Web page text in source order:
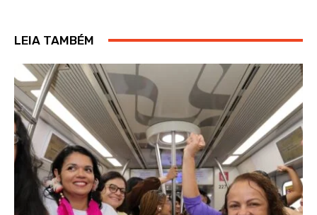
LEIA TAMBÉM